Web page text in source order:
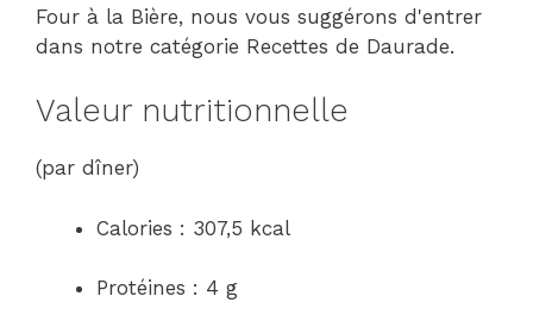
Four à la Bière, nous vous suggérons d'entrer
dans notre catégorie Recettes de Daurade.
Valeur nutritionnelle
(par dîner)
Calories : 307,5 ​​kcal
Protéines : 4 g